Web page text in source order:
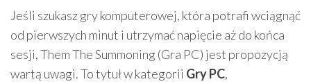
Jeśli szukasz gry komputerowej, która potrafi wciągnąć
od pierwszych minut i utrzymać napięcie aż do końca
sesji, Them The Summoning (Gra PC) jest propozycją
wartą uwagi. To tytuł w kategorii Gry PC,